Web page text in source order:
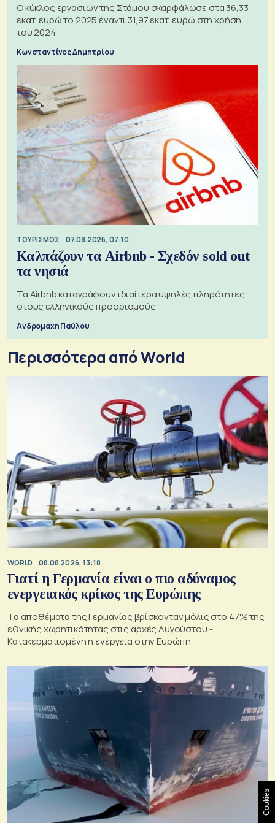
Ο κύκλος εργασιών της Στάμου σκαρφάλωσε στα 36,33
εκατ. ευρώ το 2025 έναντι 31,97 εκατ. ευρώ στη χρήση
του 2024
Κωνσταντίνος Δημητρίου
ΤΟΥΡΙΣΜΟΣ 07.08.2026, 07:10
Καλπάζουν τα Airbnb - Σχεδόν sold out
τα νησιά
Τα Airbnb καταγράφουν ιδιαίτερα υψηλές πληρότητες
στους ελληνικούς προορισμούς
Ανδρομάχη Παύλου
Περισσότερα από World
WORLD 08.08.2026, 13:18
Γιατί η Γερμανία είναι ο πιο αδύναμος
ενεργειακός κρίκος της Ευρώπης
Τα αποθέματα της Γερμανίας βρίσκονταν μόλις στο 47% της
εθνικής χωρητικότητας στις αρχές Αυγούστου -
Κατακερματισμένη η ενέργεια στην Ευρώπη
Cookies